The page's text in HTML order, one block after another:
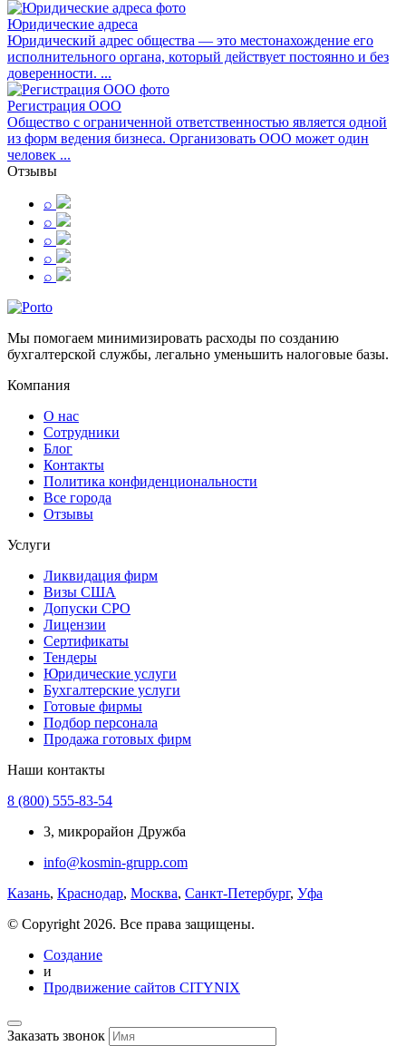
Юридические адреса
Юридический адрес общества — это местонахождение его
исполнительного органа, который действует постоянно и без
доверенности. ...
Регистрация ООО
Общество с ограниченной ответственностью является одной
из форм ведения бизнеса. Организовать ООО может один
человек ...
Отзывы
⌕
⌕
⌕
⌕
⌕
Мы помогаем минимизировать расходы по созданию
бухгалтерской службы, легально уменьшить налоговые базы.
Компания
О нас
Сотрудники
Блог
Контакты
Политика конфиденциональности
Все города
Отзывы
Услуги
Ликвидация фирм
Визы США
Допуски СРО
Лицензии
Сертификаты
Тендеры
Юридические услуги
Бухгалтерские услуги
Готовые фирмы
Подбор персонала
Продажа готовых фирм
Наши контакты
8 (800) 555-83-54
3, микрорайон Дружба
info@kosmin-grupp.com
Казань, Краснодар, Москва, Санкт-Петербург, Уфа
© Copyright 2026. Все права защищены.
Создание
и
Продвижение сайтов CITYNIX
Заказать звонок